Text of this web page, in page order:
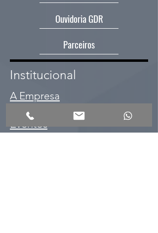
Ouvidoria GDR
Parceiros
Institucional
A Empresa
Nossa História
Eventos